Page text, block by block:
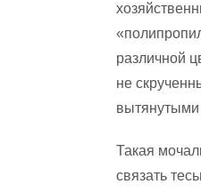
различной
не
вытянутыми
Такая
связать